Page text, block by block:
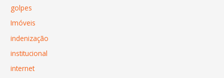
golpes
Imóveis
indenização
institucional
internet